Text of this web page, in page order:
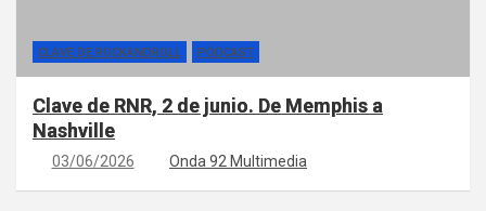
CLAVE DE ROCKANDROLL PÓDCAST
Clave de RNR, 2 de junio. De Memphis a
Nashville
03/06/2026 Onda 92 Multimedia